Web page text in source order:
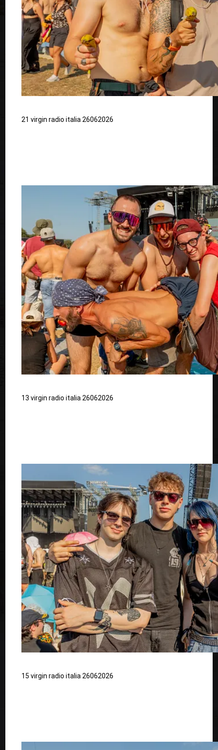
21 virgin radio italia 26062026
13 virgin radio italia 26062026
15 virgin radio italia 26062026